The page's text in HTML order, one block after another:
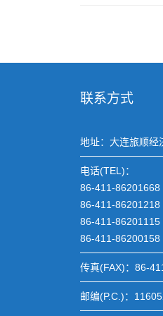
联系方式
地址：大连旅顺经
电话(TEL)：
86-411-86201668
86-411-86201218
86-411-86201115
86-411-86200158
传真(FAX)：86-
邮编(P.C.)：